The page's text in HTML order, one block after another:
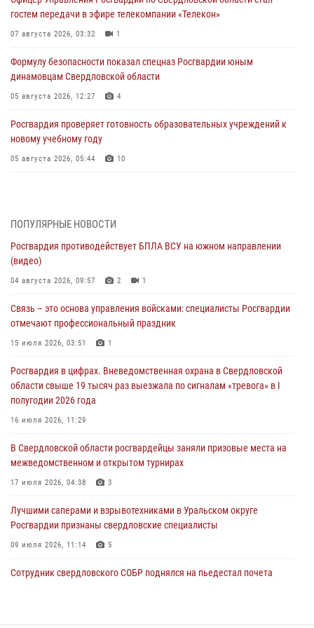
гостем передачи в эфире телекомпании «Телекон»
07 августа 2026, 03:32 1
Формулу безопасности показал спецназ Росгвардии юным
динамовцам Свердловской области
05 августа 2026, 12:27 4
Росгвардия проверяет готовность образовательных учреждений к
новому учебному году
05 августа 2026, 05:44 10
04 августа 2026, 09:57 2
Росгвардия приняла участие в обеспечении безопасности Дня
города в Екатеринбурге
03 августа 2026, 07:43 3
Росгвардия приняла участие в межведомственном
антитеррористическом учении в Свердловской области
31 июля 2026, 12:27 1
Росгвардия обеспечивает безопасность граждан на южном
направлении
31 июля 2026, 06:56
рассказал об итогах работы подразделения в эфире телекомпании
«Телекон»
30 июля 2026, 11:33 1
ПОПУЛЯРНЫЕ НОВОСТИ
Росгвардия противодействует БПЛА ВСУ на южном направлении
(видео)
04 августа 2026, 09:57 2 1
Связь – это основа управления войсками: специалисты Росгвардии
отмечают профессиональный праздник
15 июля 2026, 03:51 1
Росгвардия в цифрах. Вневедомственная охрана в Свердловской
области свыше 19 тысяч раз выезжала по сигналам «тревога» в I
полугодии 2026 года
16 июля 2026, 11:29
В Свердловской области росгвардейцы заняли призовые места на
межведомственном и открытом турнирах
17 июля 2026, 04:38 3
Лучшими саперами и взрывотехниками в Уральском округе
Росгвардии признаны свердловские специалисты
09 июля 2026, 11:14 5
Сотрудник свердловского СОБР поднялся на пьедестал почета